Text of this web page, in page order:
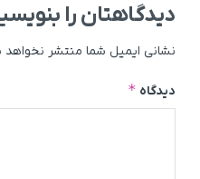
دیدگاهتان را
نشانی ایمیل شما منتشر
دیدگاه *